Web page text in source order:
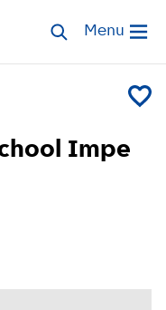
Zoek opvang
Open
Menu
Voeg
Impe